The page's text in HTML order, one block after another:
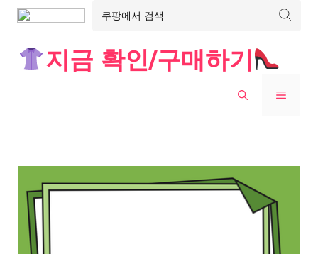
지금 확인/구매하기
MENU